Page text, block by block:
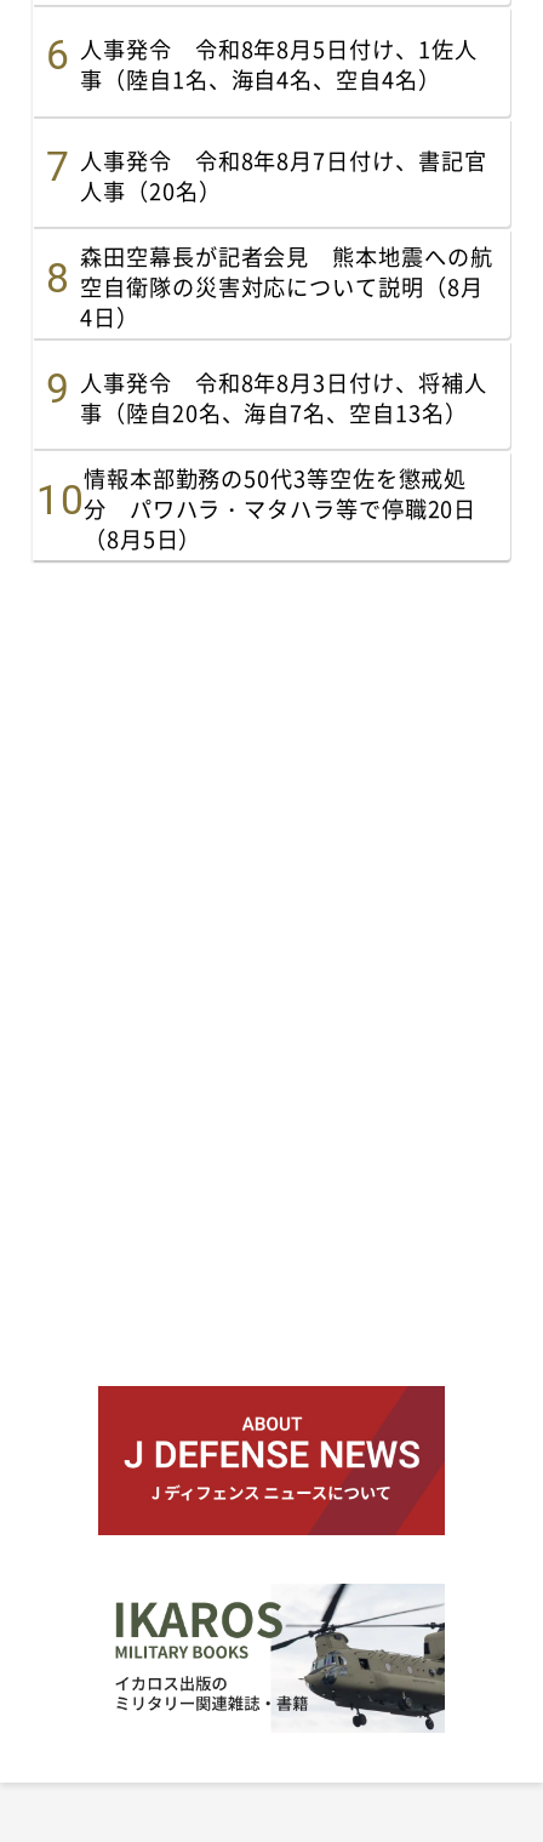
人事発令 令和8年8月5日付け、1佐人
事（陸自1名、海自4名、空自4名）
人事発令 令和8年8月7日付け、書記官
人事（20名）
森田空幕長が記者会見 熊本地震への航
空自衛隊の災害対応について説明（8月
4日）
人事発令 令和8年8月3日付け、将補人
事（陸自20名、海自7名、空自13名）
情報本部勤務の50代3等空佐を懲戒処
分 パワハラ・マタハラ等で停職20日
（8月5日）